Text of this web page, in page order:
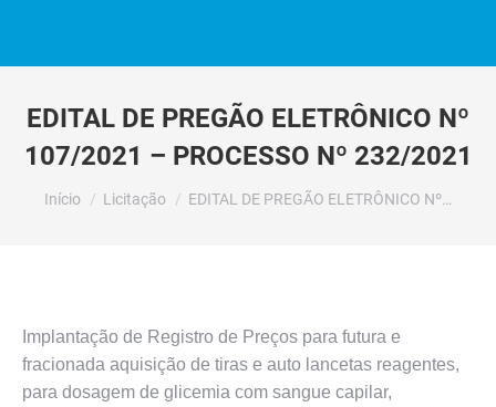
EDITAL DE PREGÃO ELETRÔNICO Nº
107/2021 – PROCESSO Nº 232/2021
Você está aqui:
Início Licitação EDITAL DE PREGÃO ELETRÔNICO Nº…
Implantação de Registro de Preços para futura e
fracionada aquisição de tiras e auto lancetas reagentes,
para dosagem de glicemia com sangue capilar,